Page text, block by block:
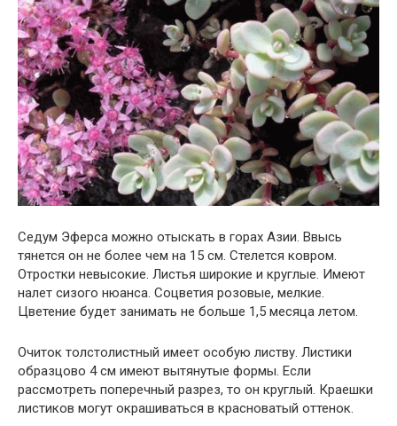
Седум Эферса можно отыскать в горах Азии. Ввысь
тянется он не более чем на 15 см. Стелется ковром.
Отростки невысокие. Листья широкие и круглые. Имеют
налет сизого нюанса. Соцветия розовые, мелкие.
Цветение будет занимать не больше 1,5 месяца летом.
Очиток толстолистный имеет особую листву. Листики
образцово 4 см имеют вытянутые формы. Если
рассмотреть поперечный разрез, то он круглый. Краешки
листиков могут окрашиваться в красноватый оттенок.